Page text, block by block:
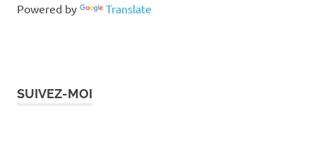
Powered by Translate
SUIVEZ-MOI